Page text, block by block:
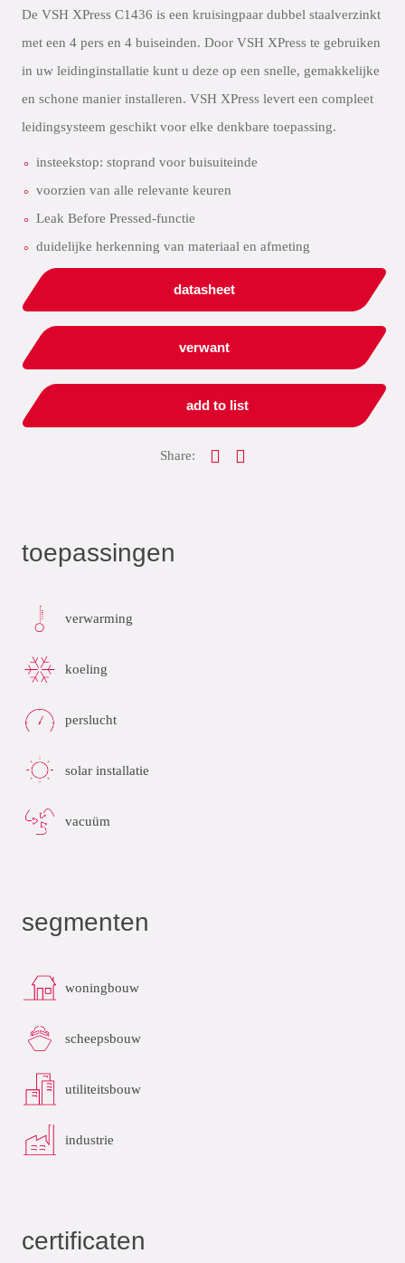
De VSH XPress C1436 is een kruisingpaar dubbel staalverzinkt
met een 4 pers en 4 buiseinden. Door VSH XPress te gebruiken
in uw leidinginstallatie kunt u deze op een snelle, gemakkelijke
en schone manier installeren. VSH XPress levert een compleet
leidingsysteem geschikt voor elke denkbare toepassing.
insteekstop: stoprand voor buisuiteinde
voorzien van alle relevante keuren
Leak Before Pressed-functie
duidelijke herkenning van materiaal en afmeting
datasheet
verwant
add to list
Share:
toepassingen
verwarming
koeling
perslucht
solar installatie
vacuüm
segmenten
woningbouw
scheepsbouw
utiliteitsbouw
industrie
certificaten